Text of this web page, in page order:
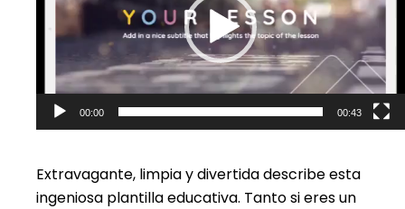
00:00 00:43
Extravagante, limpia y divertida describe esta
ingeniosa plantilla educativa. Tanto si eres un